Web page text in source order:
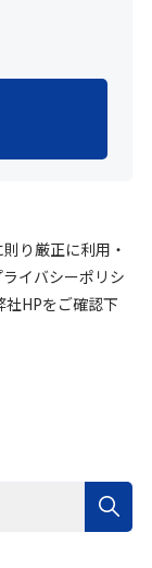
り厳正に利用・
イバシーポリシ
社HPをご確認下